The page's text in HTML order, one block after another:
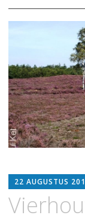
Naar
springen
22 AUGUSTUS